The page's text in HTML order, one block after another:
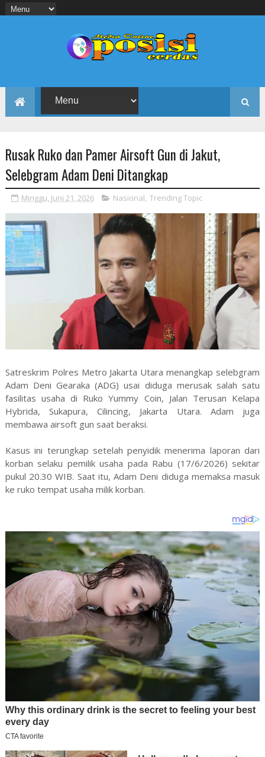
Rusak Ruko dan Pamer Airsoft Gun di Jakut,
Selebgram Adam Deni Ditangkap
Minggu, Juni 21, 2026 Nasional, Trending Topic
Satreskrim Polres Metro Jakarta Utara menangkap selebgram
Adam Deni Gearaka (ADG) usai diduga merusak salah satu
fasilitas usaha di Ruko Yummy Coin, Jalan Terusan Kelapa
Hybrida, Sukapura, Cilincing, Jakarta Utara. Adam juga
membawa airsoft gun saat beraksi.
Kasus ini terungkap setelah penyidik menerima laporan dari
korban selaku pemilik usaha pada Rabu (17/6/2026) sekitar
pukul 20.30 WIB. Saat itu, Adam Deni diduga memaksa masuk
ke ruko tempat usaha milik korban.